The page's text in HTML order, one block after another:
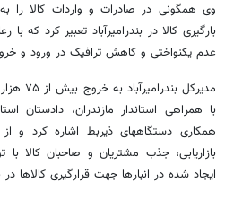
وی همگونی در صادرات و واردات کالا را
بارگیری کالا در بندرامیرآباد تعبیر کرد که
عدم یکنواختی و کاهش ترافیک در ورود و
مدیرکل
با همراهی استاندار مازندران،
همکاری دستگاههای ذیربط اشاره کرد و
بازاریابی، جذب مشتریان و صاحبان کالا
ایجاد شده در انبارها جهت قرارگیری کالاها در